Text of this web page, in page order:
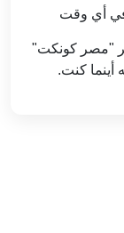
في أي وقت
"مصر كونكت"
أينما كنت.